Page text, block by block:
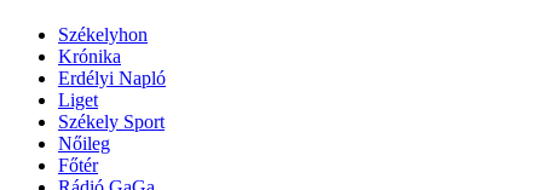
Székelyhon
Krónika
Erdélyi Napló
Liget
Székely Sport
Nőileg
Főtér